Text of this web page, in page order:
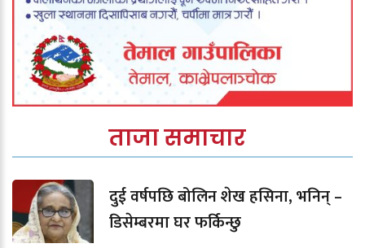
ताजा समाचार
दुई वर्षपछि बोलिन शेख हसिना, भनिन् –
डिसेम्बरमा घर फर्किन्छु